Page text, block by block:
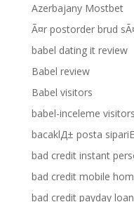
Azerbajany Mostbet
Ã¤r postorder brud
babel dating it review
Babel review
Babel visitors
babel-inceleme visitors
bacaklД± posta
bad credit instant
bad credit mobile
bad credit payday